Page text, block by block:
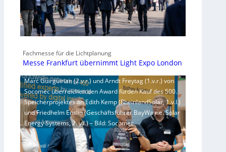
Fachmesse für die Lichtplanung
Messe Frankfurt übernimmt Light Expo London
Marc Guirguirian (2.v.r.) und Arndt Freytag (1.v.r.) von
Socomec überreichen den Award fürden Kauf des 500.
Speicherprojektes an Edith Kemp (RheinlandSolar, 1.v.l.)
und Friedhelm Enslin (Geschäftsführer BayWa r.e. Solar
Energy Systems, 2. v.l.) – Bild: Socomec